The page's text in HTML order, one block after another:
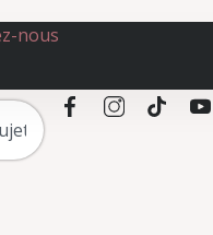
nous